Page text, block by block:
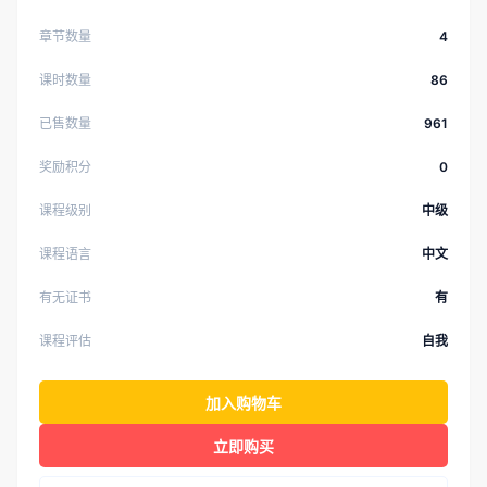
章节数量 4
课时数量 86
已售数量 961
奖励积分 0
课程级别 中级
课程语言 中文
有无证书 有
课程评估 自我
加入购物车
立即购买